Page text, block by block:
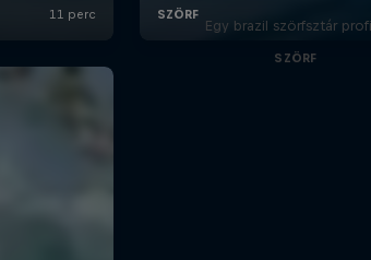
Egy brazil szörfsztár
SZÖRF